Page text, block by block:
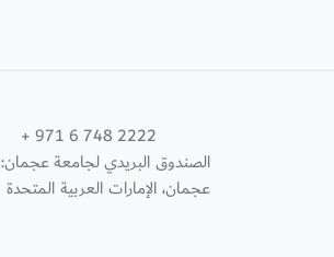
+ 971 6 748 2222
الصندوق البريدي لجامعة عجمان: 346
عجمان، الإمارات العربية المتحدة